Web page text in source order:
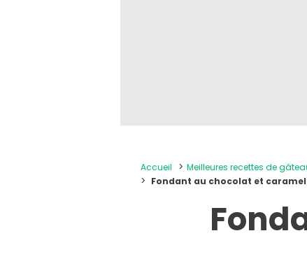
Accueil Meilleures recettes de
Fondant au chocolat et caramel